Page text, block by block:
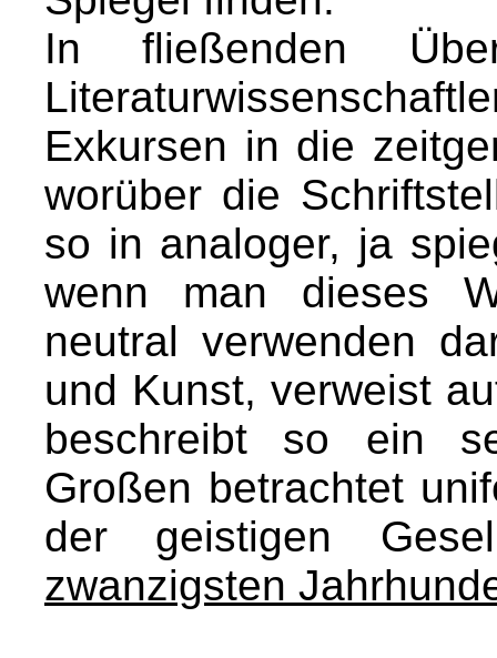
In fließenden
Exkursen in die
worüber die
so in analoger, ja
wenn man dieses
neutral verwenden
und Kunst, verweist
beschreibt so ein
Großen betrachtet
der geistigen
zwanzigsten